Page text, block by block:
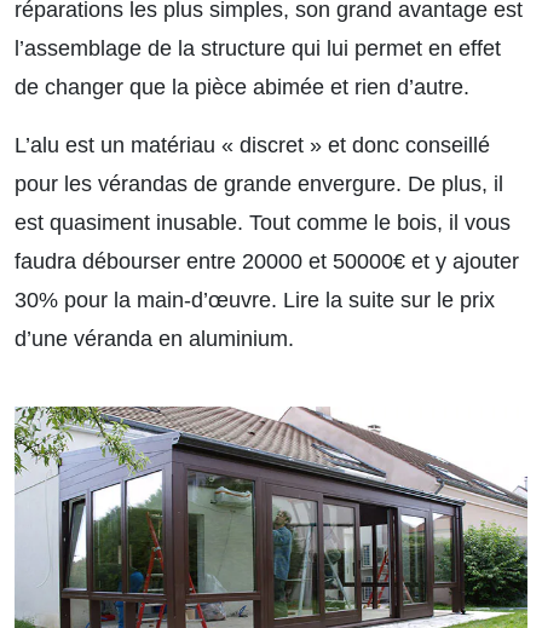
réparations les plus simples, son grand avantage est
l’assemblage de la structure qui lui permet en effet
de changer que la pièce abimée et rien d’autre.
L’alu est un matériau « discret » et donc conseillé
pour les vérandas de grande envergure. De plus, il
est quasiment inusable. Tout comme le bois, il vous
faudra débourser entre 20000 et 50000€ et y ajouter
30% pour la main-d’œuvre. Lire la suite sur le prix
d’une véranda en aluminium.